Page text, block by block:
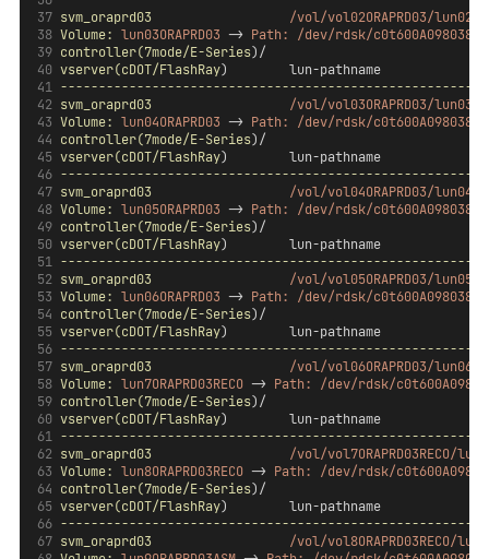
svm_oraprd03
/vol/vol02ORAPRD03/
Volume: lun03ORAPRD03 -> Path:
/dev/rdsk/
controller(7mode/E-Series)/
vserver(cDOT/FlashRay)        lun-pathname
svm_oraprd03
/vol/vol03ORAPRD03/
Volume: lun04ORAPRD03 -> Path:
/dev/rdsk/
controller(7mode/E-Series)/
vserver(cDOT/FlashRay)        lun-pathname
svm_oraprd03
/vol/vol04ORAPRD03/
Volume: lun05ORAPRD03 -> Path:
/dev/rdsk/
controller(7mode/E-Series)/
vserver(cDOT/FlashRay)        lun-pathname
svm_oraprd03
/vol/vol05ORAPRD03/
Volume: lun06ORAPRD03 -> Path:
/dev/rdsk/
controller(7mode/E-Series)/
vserver(cDOT/FlashRay)        lun-pathname
svm_oraprd03
/vol/vol06ORAPRD03/
Volume: lun7ORAPRD03RECO -> Path:
/dev/rdsk/
controller(7mode/E-Series)/
vserver(cDOT/FlashRay)        lun-pathname
svm_oraprd03
/vol/vol7ORAPRD03RECO/
Volume: lun8ORAPRD03RECO -> Path:
/dev/rdsk/
controller(7mode/E-Series)/
vserver(cDOT/FlashRay)        lun-pathname
svm_oraprd03
/vol/vol8ORAPRD03RECO/